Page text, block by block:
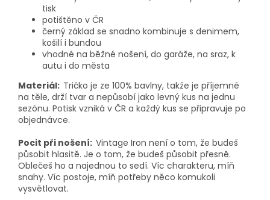
tisk
potištěno v ČR
černý základ se snadno kombinuje s denimem,
košilí i bundou
vhodné na běžné nošení, do garáže, na sraz, k
autu i do města
Materiál: Tričko je ze 100% bavlny, takže je příjemné
na těle, drží tvar a nepůsobí jako levný kus na jednu
sezónu. Potisk vzniká v ČR a každý kus se připravuje po
objednávce.
Pocit při nošení: Vintage Iron není o tom, že budeš
působit hlasitě. Je o tom, že budeš působit přesně.
Oblečeš ho a najednou to sedí. Víc charakteru, míň
snahy. Víc postoje, míň potřeby něco komukoli
vysvětlovat.